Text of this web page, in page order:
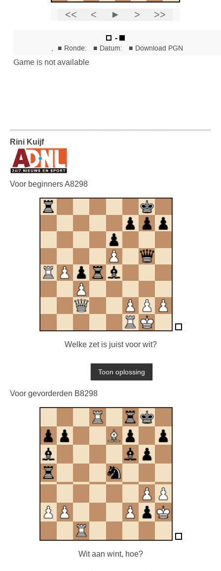
Rini Kuijf
Voor beginners A8298
Welke zet is juist voor wit?
Voor gevorderden B8298
Wit aan wint, hoe?